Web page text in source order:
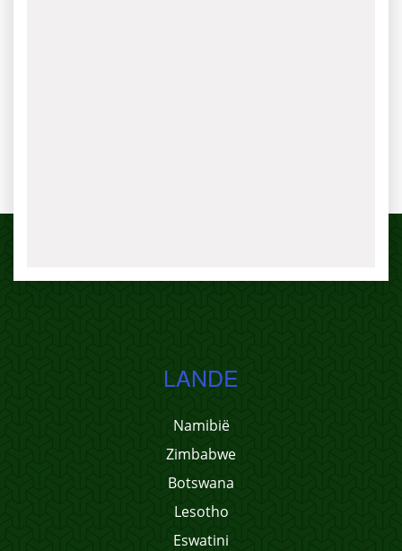
LANDE
Namibië
Zimbabwe
Botswana
Lesotho
Eswatini